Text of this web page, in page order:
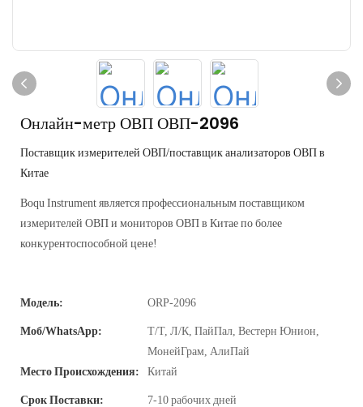
Онлайн-метр ОВП ОВП-2096
Поставщик измерителей ОВП/поставщик анализаторов ОВП в
Китае
Boqu Instrument является профессиональным поставщиком
измерителей ОВП и мониторов ОВП в Китае по более
конкурентоспособной цене!
Модель: ORP-2096
Моб/WhatsApp:
Т/Т, Л/К, ПайПал, Вестерн Юнион,
МонейГрам, АлиПай
Место Происхождения:
Китай
Срок Поставки: 7-10 рабочих дней